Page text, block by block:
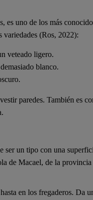
es uno de los más
variedades (Ros, 2022):
veteado ligero.
blanco.
paredes. También es
ser un tipo con una
de Macael, de la
en los fregaderos. Da